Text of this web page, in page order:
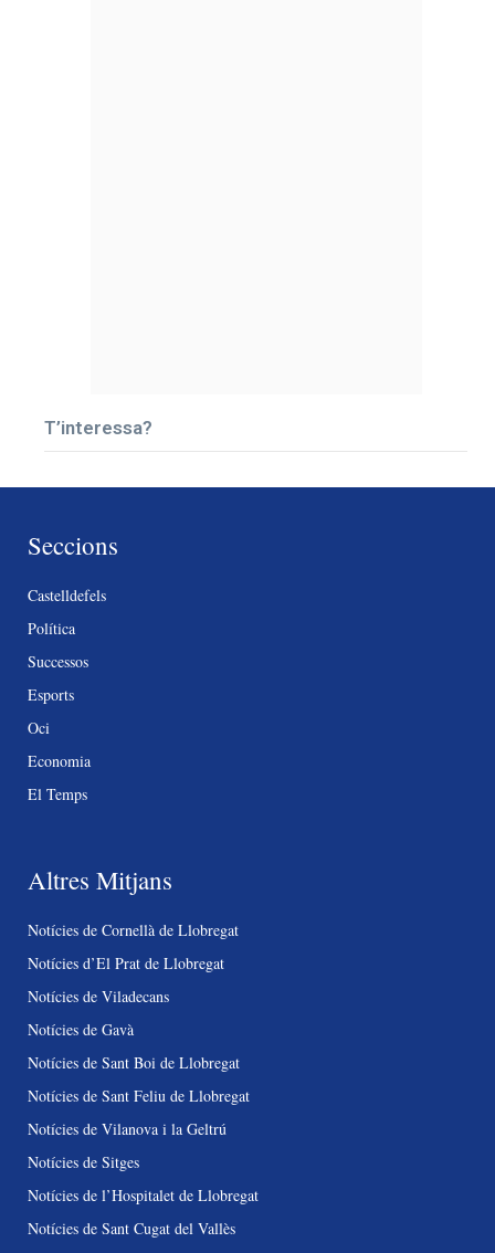
T’interessa?
Seccions
Castelldefels
Política
Successos
Esports
Oci
Economia
El Temps
Altres Mitjans
Notícies de Cornellà de Llobregat
Notícies d’El Prat de Llobregat
Notícies de Viladecans
Notícies de Gavà
Notícies de Sant Boi de Llobregat
Notícies de Sant Feliu de Llobregat
Notícies de Vilanova i la Geltrú
Notícies de Sitges
Notícies de l’Hospitalet de Llobregat
Notícies de Sant Cugat del Vallès